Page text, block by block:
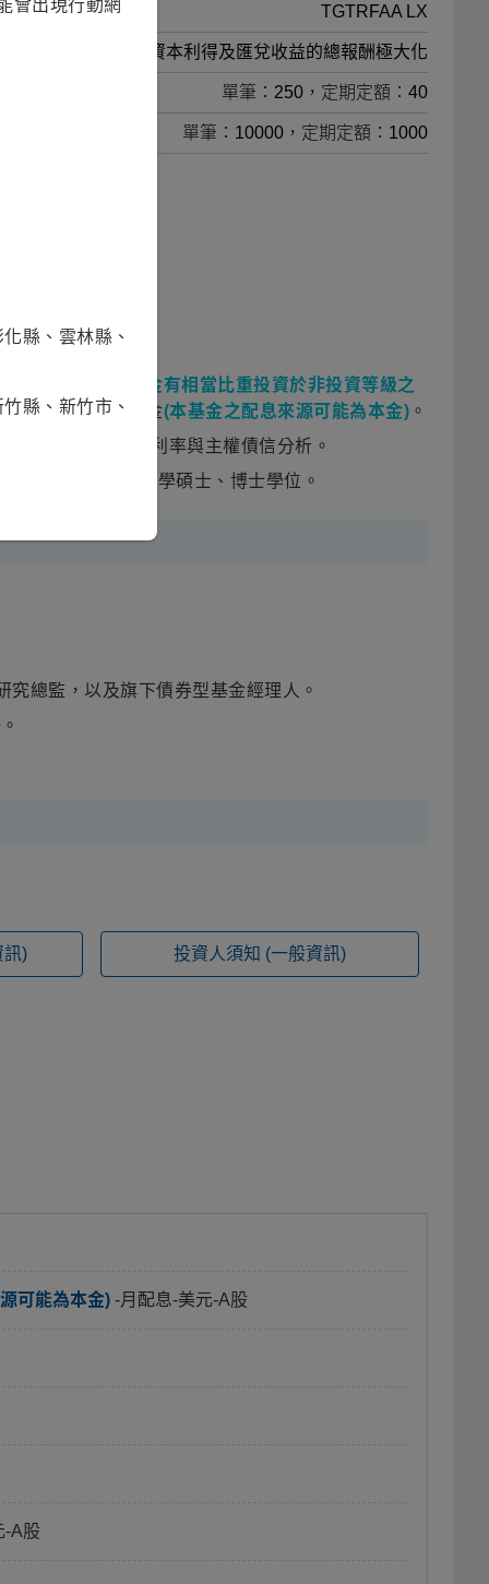
TGTRFAA LX
追求債息、資本利得及匯兌收益的總報酬極大化
單筆：250，定期定額：40
單筆：10000，定期定額：1000
(本基金有相當比重投資於非投資等級之
券)、亞洲債券基金(本基金之配息來源可能為本金) 。
興國家的外匯、利率與主權債信分析。
）取得經濟學碩士、博士學位。
總監，以及旗下債券型基金經理人。
訊) 投資人須知 (一般資訊)
可能為本金) -月配息-美元-A股
-A股
會出現行動網
縣、雲林縣、
縣、新竹市、